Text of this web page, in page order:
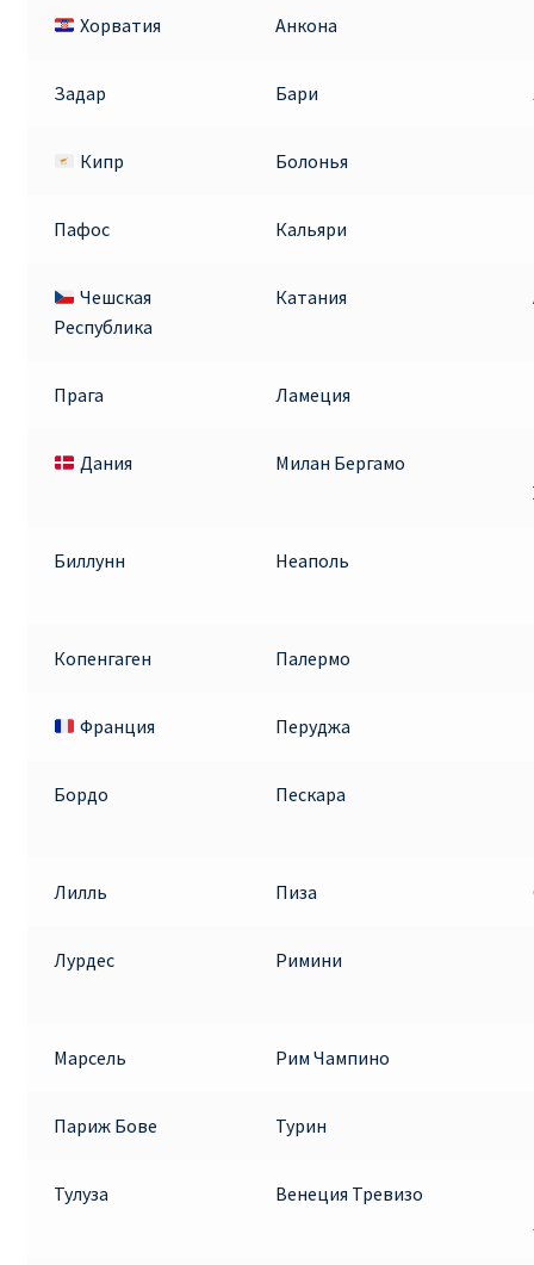
Хорватия Анкона
Задар Бари
Кипр Болонья
Пафос Кальяри
Чешская
Республика
Катания
Прага Ламеция
Дания Милан Бергамо
Биллунн Неаполь
Копенгаген Палермо
Франция Перуджа
Бордо Пескара
Лилль Пиза
Лурдес Римини
Марсель Рим Чампино
Париж Бове Турин
Тулуза Венеция Тревизо